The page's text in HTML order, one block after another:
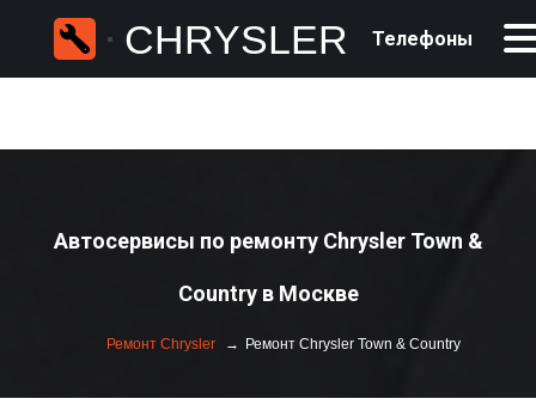
CHRYSLER Телефоны
Автосервисы по ремонту Chrysler Town &
Country в Москве
Ремонт Chrysler Ремонт Chrysler Town & Country